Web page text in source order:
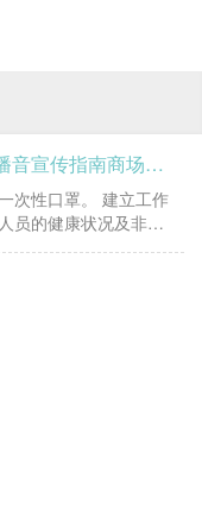
超市播音软件疫情防控广播播音宣传指南商场超市篇
次性口罩。 建立工作
员的健康状况及非工